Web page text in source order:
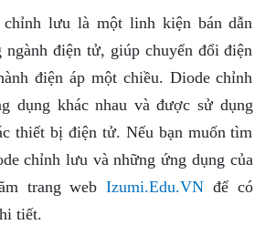
chỉnh lưu là một linh kiện bán dẫn
ngành điện tử, giúp chuyển đổi điện
điện áp một chiều. Diode chỉnh
dụng khác nhau và được sử dụng
thiết bị điện tử. Nếu bạn muốn tìm
chỉnh lưu và những ứng dụng của
trang web Izumi.Edu.VN để có
tiết.